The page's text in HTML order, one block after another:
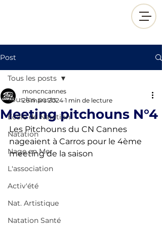
Post
Tous les posts
École de Natation
Natation
Nage en Mer
L'association
Activ'été
Nat. Artistique
Natation Santé
Tous les posts
Meeting pitchouns N°4
moncncannes
26 mars 2024 1 min de lecture
Les Pitchouns du CN Cannes
nageaient à Carros pour le 4ème
meeting de la saison